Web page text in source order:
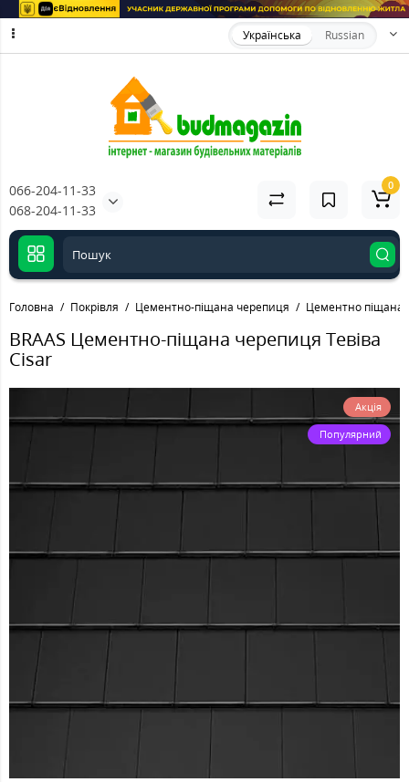
Українська Russian
066-204-11-33
068-204-11-33
0
Головна Покрівля Цементно-піщана черепиця Цементно піщана
BRAAS Цементно-піщана черепиця Тевіва
Cisar
Акція
Популярний